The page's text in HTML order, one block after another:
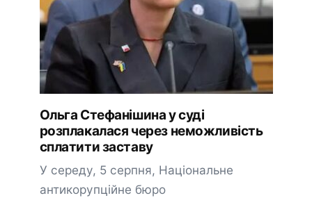
Ольга Стефанішина у суді
розплакалася через неможливість
сплатити заставу
У середу, 5 серпня, Національне
антикорупційне бюро